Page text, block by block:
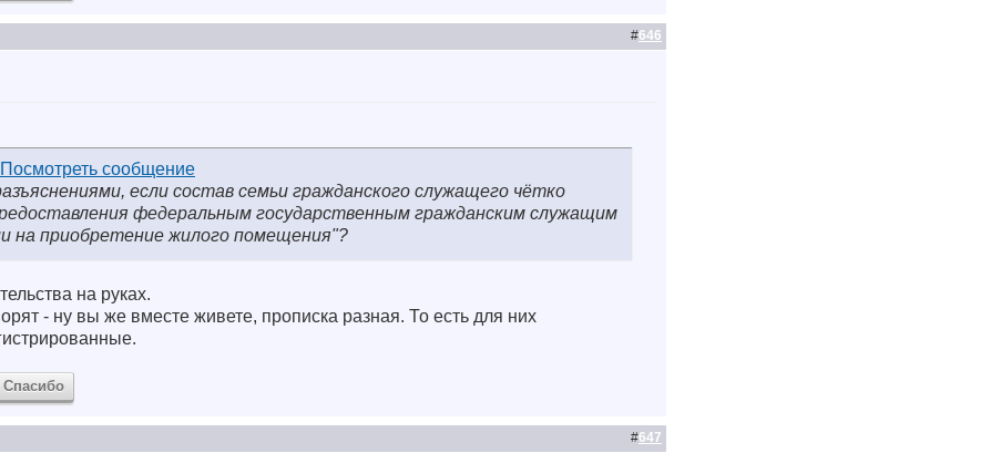
#646
если состав семьи гражданского служащего чётко
федеральным государственным гражданским служащим
на приобретение жилого помещения"?
на руках.
- ну вы же вместе живете, прописка разная. То есть для них
Спасибо
#647